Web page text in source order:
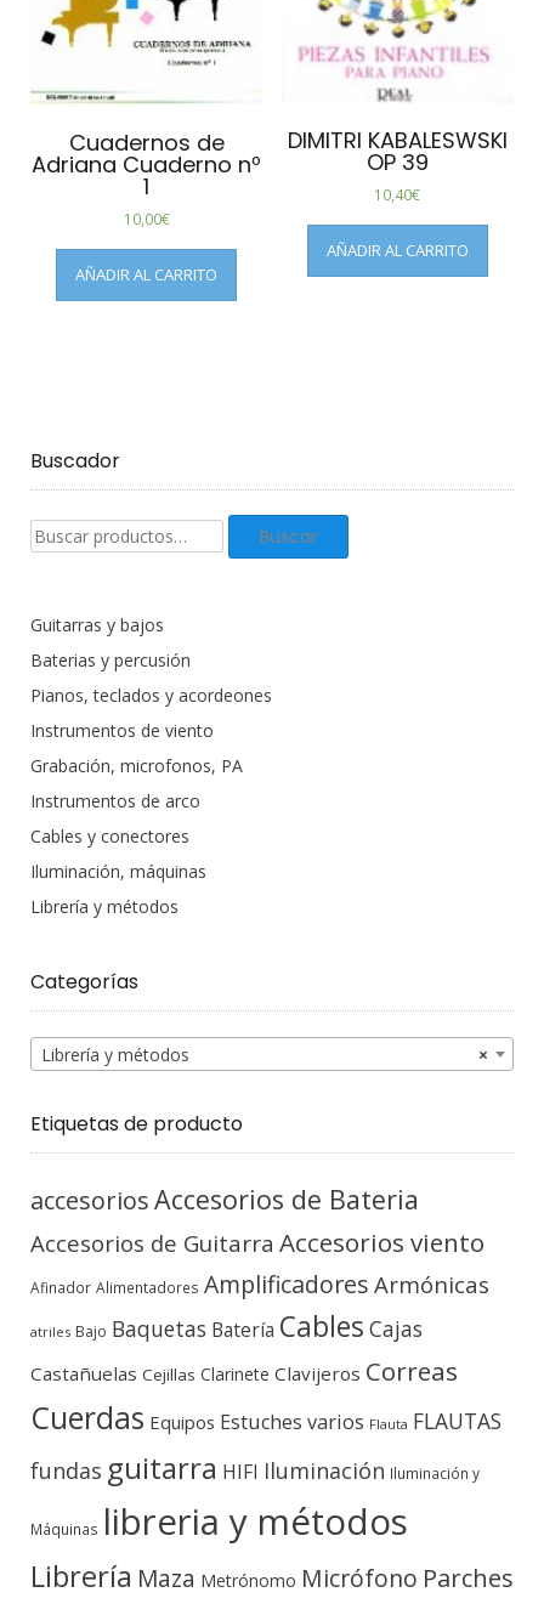
Cuadernos de
Adriana Cuaderno nº
1
10,00€
AÑADIR AL CARRITO
DIMITRI KABALESWSKI
OP 39
10,40€
AÑADIR AL CARRITO
Buscador
Buscar
productos:
Buscar
Guitarras y bajos
Baterias y percusión
Pianos, teclados y acordeones
Instrumentos de viento
Grabación, microfonos, PA
Instrumentos de arco
Cables y conectores
Iluminación, máquinas
Librería y métodos
Categorías
×
Librería y métodos
Etiquetas de producto
accesoriosAccesorios de Bateria
Accesorios de Guitarra Accesorios viento
Afinador Alimentadores Amplificadores Armónicas
atriles Bajo Baquetas Batería Cables Cajas
Castañuelas Cejillas Clarinete Clavijeros Correas
Cuerdas Equipos Estuches varios Flauta FLAUTAS
fundas guitarra HIFI Iluminación Iluminación y
Máquinas libreria y métodos
Librería Maza Metrónomo Micrófono Parches